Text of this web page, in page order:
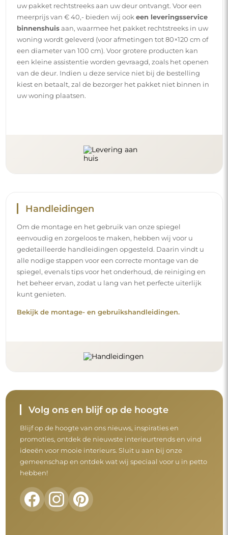
uw pakket rechtstreeks aan uw deur ontvangt. Voor een
meerprijs van € 40,- bieden wij ook een leveringsservice
binnenshuisaan, waarmee het pakket rechtstreeks in uw
woning wordt geleverd (voor afmetingen tot 80×120 cm of
een diameter van 100 cm). Voor grotere producten kan
een kleine assistentie worden gevraagd, zoals het openen
van de deur. Indien u deze service niet bij de bestelling
kiest en betaalt, zal de bezorger het pakket niet binnen in
uw woning plaatsen.
Handleidingen
Om de montage en het gebruik van onze spiegel
eenvoudig en zorgeloos te maken, hebben wij voor u
gedetailleerde handleidingen opgesteld. Daarin vindt u
alle nodige stappen voor een correcte montage van de
spiegel, evenals tips voor het onderhoud, de reiniging en
het beheer ervan, zodat u lang van het perfecte uiterlijk
kunt genieten.
Bekijk de montage- en gebruikshandleidingen.
Volg ons en blijf op de hoogte
Blijf op de hoogte van ons nieuws, inspiraties en
promoties, ontdek de nieuwste interieurtrends en vind
ideeën voor mooie interieurs. Sluit u aan bij onze
gemeenschap en ontdek wat wij speciaal voor u in petto
hebben!